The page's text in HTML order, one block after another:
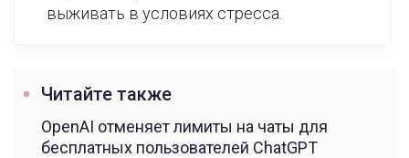
выживать в условиях стресса.
Читайте также
OpenAI отменяет лимиты на чаты для
бесплатных пользователей ChatGPT